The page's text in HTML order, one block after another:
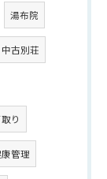
湯布院
中古別荘
り
管理